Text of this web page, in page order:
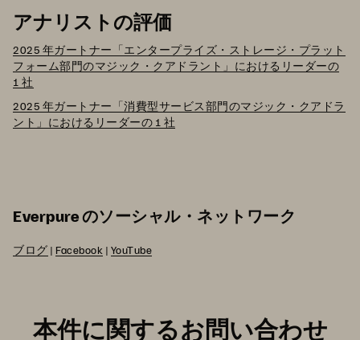
アナリストの評価
2025 年ガートナー「エンタープライズ・ストレージ・プラット
フォーム部門のマジック・クアドラント」におけるリーダーの
1 社
2025 年ガートナー「消費型サービス部門のマジック・クアドラ
ント」におけるリーダーの 1 社
Everpure のソーシャル・ネットワーク
ブログ | Facebook | YouTube
本件に関するお問い合わせ